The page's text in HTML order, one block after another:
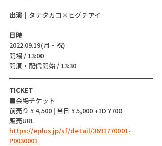
出演｜ タテタカコ×ヒグチアイ
日時
2022.09.19(月・祝)
開場 / 13:00
開演・配信開始 / 13:30
TICKET
■会場チケット
前売り ¥ 4,500 | 当日 ¥ 5,000 +1D ¥700
販売URL
https://eplus.jp/sf/detail/3691770001-
P0030001